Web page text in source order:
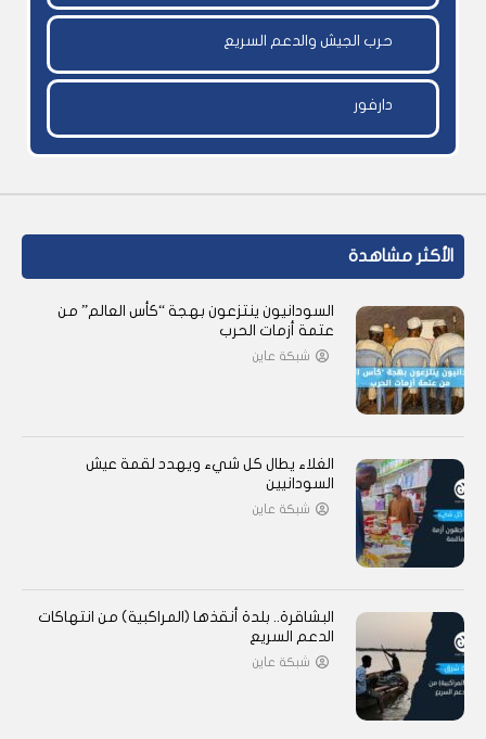
حرب الجيش والدعم السريع
دارفور
الأكثر مشاهدة
السودانيون ينتزعون بهجة “كأس العالم” من
عتمة أزمات الحرب
شبكة عاين
الغلاء يطال كل شيء ويهدد لقمة عيش
السودانيين
شبكة عاين
البشاقرة.. بلدة أنقذها (المراكبية) من انتهاكات
الدعم السريع
شبكة عاين